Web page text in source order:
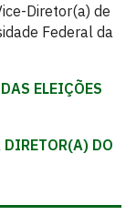
Diretor(a) de
Federal da
ELEIÇÕES
DIRETOR(A) DO